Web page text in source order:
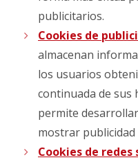
publicitarios.
Cookies de
almacenan
los usuarios
continuada de sus
permite
mostrar
Cookies de